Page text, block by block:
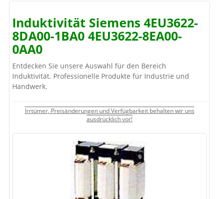
Induktivität Siemens 4EU3622-
8DA00-1BA0 4EU3622-8EA00-
0AA0
Entdecken Sie unsere Auswahl für den Bereich
Induktivität. Professionelle Produkte für Industrie und
Handwerk.
Irrtümer, Preisänderungen und Verfügbarkeit behalten wir uns
ausdrücklich vor!